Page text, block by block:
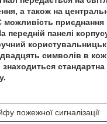
а також на
можливість
передній панелі
символів в
стандартна
пожежної сигналізації